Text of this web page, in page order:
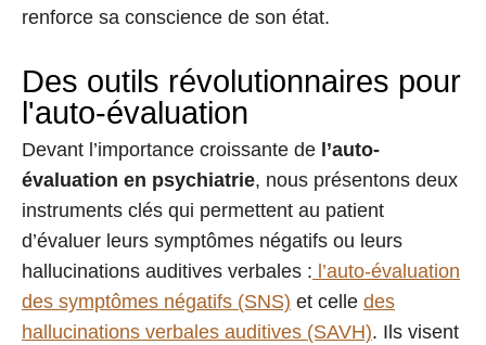
renforce sa conscience de son état.
Des outils révolutionnaires pour
l'auto-évaluation
Devant l’importance croissante de l’auto-
évaluation en psychiatrie, nous présentons deux
instruments clés qui permettent au patient
d’évaluer leurs symptômes négatifs ou leurs
hallucinations auditives verbales : l’auto-évaluation
des symptômes négatifs (SNS) et celle des
hallucinations verbales auditives (SAVH). Ils visent